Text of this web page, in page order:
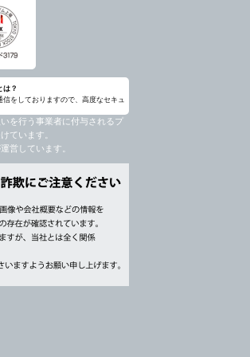
は？
をしておりますので、高度なセキュ
を行う事業者に付与されるプ
ています。
営しています。